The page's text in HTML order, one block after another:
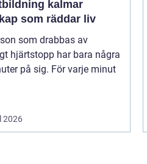
kalmar
som räddar liv
som drabbas av
hjärtstopp har bara några
på sig. För varje minut
2026